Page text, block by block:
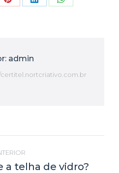
Compartilhar
CompartilharCompartilhar
admin
Post
a telha de vidro?